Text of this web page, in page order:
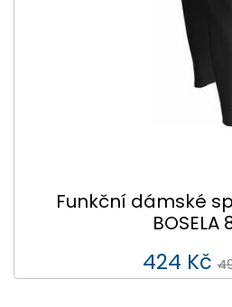
Funkční dámské
BOSELA
424 Kč